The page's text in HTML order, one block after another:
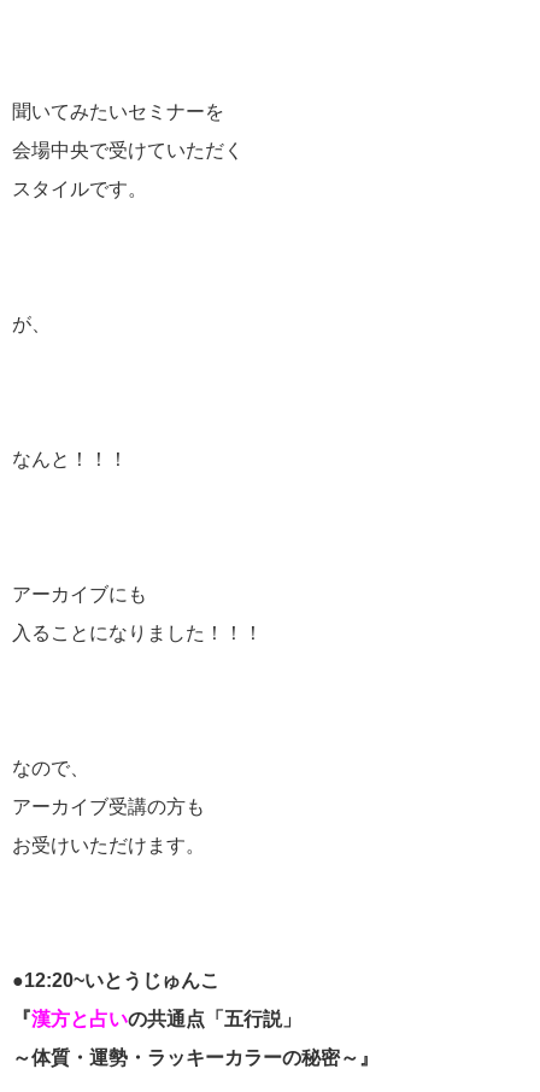
聞いてみたいセミナーを
会場中央で受けていただく
スタイルです。
が、
なんと！！！
アーカイブにも
入ることになりました！！！
なので、
アーカイブ受講の方も
お受けいただけます。
●12:20~いとうじゅんこ
『漢方と占いの共通点「五行説」
～体質・運勢・ラッキーカラーの秘密～』